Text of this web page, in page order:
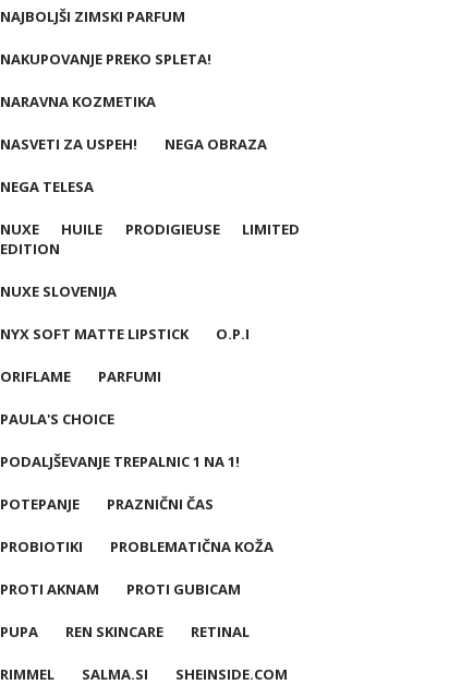
NAJBOLJŠI ZIMSKI PARFUM
NAKUPOVANJE PREKO SPLETA!
NARAVNA KOZMETIKA
NASVETI ZA USPEH! NEGA OBRAZA
NEGA TELESA
NUXE HUILE PRODIGIEUSE LIMITED
EDITION
NUXE SLOVENIJA
NYX SOFT MATTE LIPSTICK O.P.I
ORIFLAME PARFUMI
PAULA'S CHOICE
PODALJŠEVANJE TREPALNIC 1 NA 1!
POTEPANJE PRAZNIČNI ČAS
PROBIOTIKI PROBLEMATIČNA KOŽA
PROTI AKNAM PROTI GUBICAM
PUPA REN SKINCARE RETINAL
RIMMEL SALMA.SI SHEINSIDE.COM